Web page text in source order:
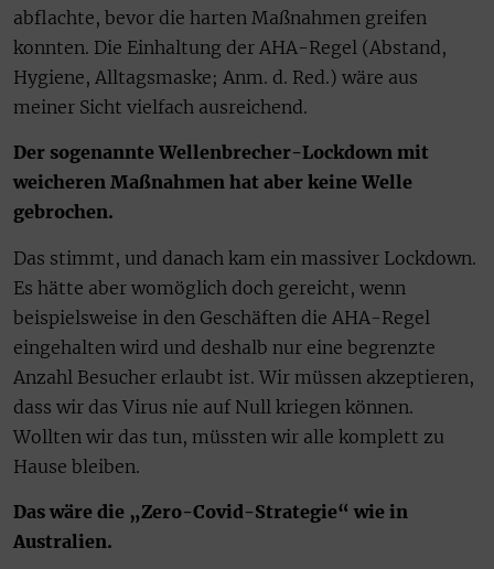
abflachte, bevor die harten Maßnahmen greifen
konnten. Die Einhaltung der AHA-Regel (Abstand,
Hygiene, Alltagsmaske; Anm. d. Red.) wäre aus
meiner Sicht vielfach ausreichend.
Der sogenannte Wellenbrecher-Lockdown mit
weicheren Maßnahmen hat aber keine Welle
gebrochen.
Das stimmt, und danach kam ein massiver Lockdown.
Es hätte aber womöglich doch gereicht, wenn
beispielsweise in den Geschäften die AHA-Regel
eingehalten wird und deshalb nur eine begrenzte
Anzahl Besucher erlaubt ist. Wir müssen akzeptieren,
dass wir das Virus nie auf Null kriegen können.
Wollten wir das tun, müssten wir alle komplett zu
Hause bleiben.
Das wäre die „Zero-Covid-Strategie“ wie in
Australien.